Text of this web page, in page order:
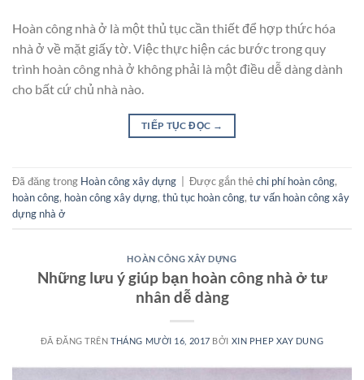
Hoàn công nhà ở là một thủ tục cần thiết để hợp thức hóa
nhà ở về mặt giấy tờ. Việc thực hiện các bước trong quy
trình hoàn công nhà ở không phải là một điều dễ dàng dành
cho bất cứ chủ nhà nào.
TIẾP TỤC ĐỌC →
Đã đăng trong Hoàn công xây dựng Được gắn thẻchi phí hoàn công,
hoàn công, hoàn công xây dựng, thủ tục hoàn công, tư vấn hoàn công xây
dựng nhà ở
HOÀN CÔNG XÂY DỰNG
Những lưu ý giúp bạn hoàn công nhà ở tư
nhân dễ dàng
ĐÃ ĐĂNG TRÊNTHÁNG MƯỜI 16, 2017 BỞI XIN PHEP XAY DUNG